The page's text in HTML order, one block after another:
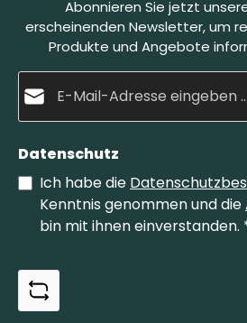
zu dem einmaligen
Lieferung erfolgt mit einer
Lederscheide.* * Leder ist ein
Farbliche Abweichungen
Abonnieren Sie jetzt
erscheinenden Newsletter, um
Produkte und Angebote
Datenschutz
Ich habe die
Kenntnis genommen und die
bin mit ihnen einverstanden.